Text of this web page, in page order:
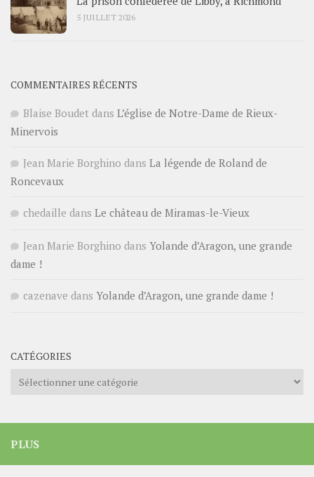
5 JUILLET 2026
COMMENTAIRES RÉCENTS
Blaise Boudet dans L’église de Notre-Dame de Rieux-
Minervois
Jean Marie Borghino dans La légende de Roland de
Roncevaux
chedaille dans Le château de Miramas-le-Vieux
Jean Marie Borghino dans Yolande d’Aragon, une grande
dame !
cazenave dans Yolande d’Aragon, une grande dame !
CATÉGORIES
Catégories
PLUS